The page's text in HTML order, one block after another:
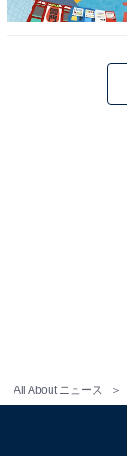
All About ニュース